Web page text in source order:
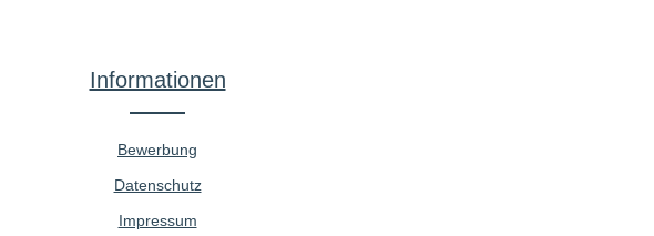
Informationen
Bewerbung
Datenschutz
Impressum